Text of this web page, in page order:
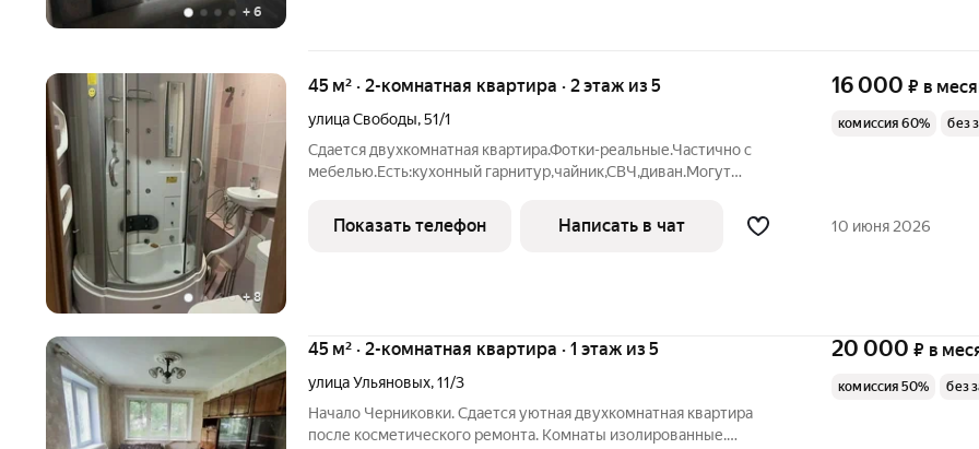
+ 6
+8
45 м² · 2-комнатная квартира · 2 этаж из 5
улица Свободы,51/1
Сдается двухкомнатная квартира.Фотки-реальные.Частично с
мебелью.Есть:кухонный гарнитур,чайник,СВЧ,диван.Могут
работаю с выездом.Могу показать в любое время.
16 000 ₽ в
комиссия 60% без
Показать телефон Написать в чат 10 июня 2026
45 м² · 2-комнатная квартира · 1 этаж из 5
улица Ульяновых,11/3
Начало Черниковки. Сдается уютная двухкомнатная квартира
после косметического ремонта. Комнаты изолированные.
20 000 ₽ в
комиссия 50% без